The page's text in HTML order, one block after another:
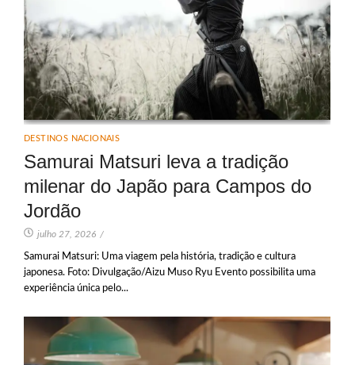
DESTINOS NACIONAIS
Samurai Matsuri leva a tradição
milenar do Japão para Campos do
Jordão
julho 27, 2026 /
Samurai Matsuri: Uma viagem pela história, tradição e cultura
japonesa. Foto: Divulgação/Aizu Muso Ryu Evento possibilita uma
experiência única pelo...